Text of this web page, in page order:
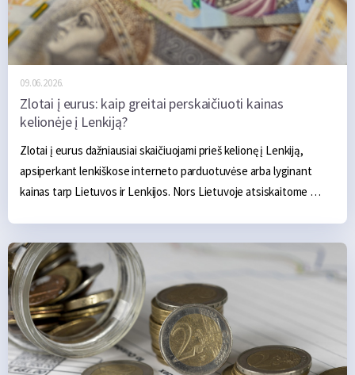
09.06.2026.
Zlotai į eurus: kaip greitai perskaičiuoti kainas
kelionėje į Lenkiją?
Zlotai į eurus dažniausiai skaičiuojami prieš kelionę į Lenkiją,
apsiperkant lenkiškose interneto parduotuvėse arba lyginant
kainas tarp Lietuvos ir Lenkijos. Nors Lietuvoje atsiskaitome